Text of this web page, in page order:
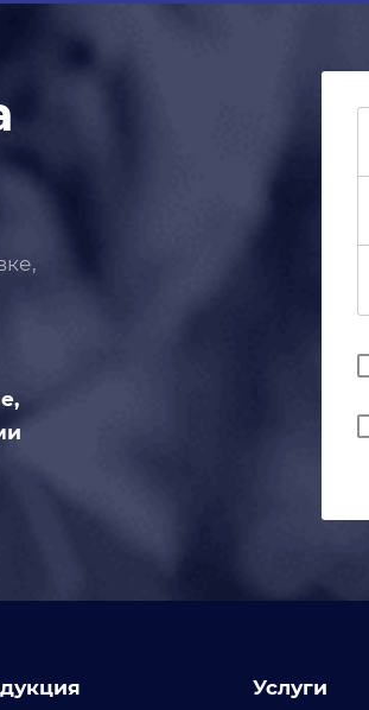
Услуги